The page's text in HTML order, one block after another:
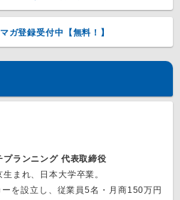
ガ登録受付中【無料！】
プランニング 代表取締役
まれ、日本大学卒業。
を設立し、従業員5名・月商150万円